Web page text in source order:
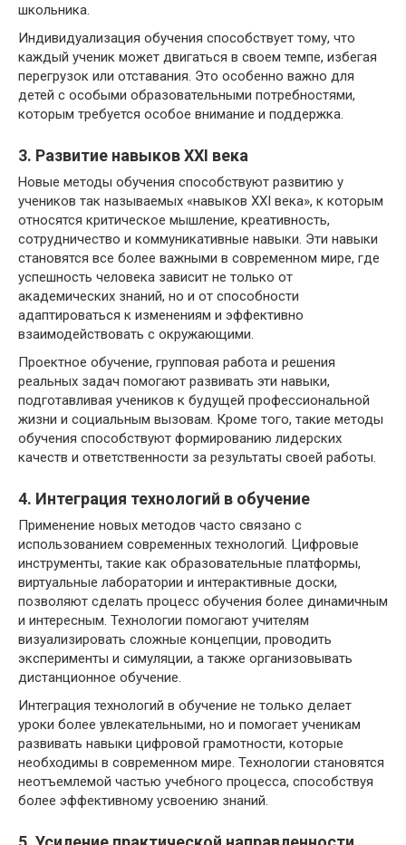
школьника.
Индивидуализация обучения способствует тому, что
каждый ученик может двигаться в своем темпе, избегая
перегрузок или отставания. Это особенно важно для
детей с особыми образовательными потребностями,
которым требуется особое внимание и поддержка.
3. Развитие навыков XXI века
Новые методы обучения способствуют развитию у
учеников так называемых «навыков XXI века», к которым
относятся критическое мышление, креативность,
сотрудничество и коммуникативные навыки. Эти навыки
становятся все более важными в современном мире, где
успешность человека зависит не только от
академических знаний, но и от способности
адаптироваться к изменениям и эффективно
взаимодействовать с окружающими.
Проектное обучение, групповая работа и решения
реальных задач помогают развивать эти навыки,
подготавливая учеников к будущей профессиональной
жизни и социальным вызовам. Кроме того, такие методы
обучения способствуют формированию лидерских
качеств и ответственности за результаты своей работы.
4. Интеграция технологий в обучение
Применение новых методов часто связано с
использованием современных технологий. Цифровые
инструменты, такие как образовательные платформы,
виртуальные лаборатории и интерактивные доски,
позволяют сделать процесс обучения более динамичным
и интересным. Технологии помогают учителям
визуализировать сложные концепции, проводить
эксперименты и симуляции, а также организовывать
дистанционное обучение.
Интеграция технологий в обучение не только делает
уроки более увлекательными, но и помогает ученикам
развивать навыки цифровой грамотности, которые
необходимы в современном мире. Технологии становятся
неотъемлемой частью учебного процесса, способствуя
более эффективному усвоению знаний.